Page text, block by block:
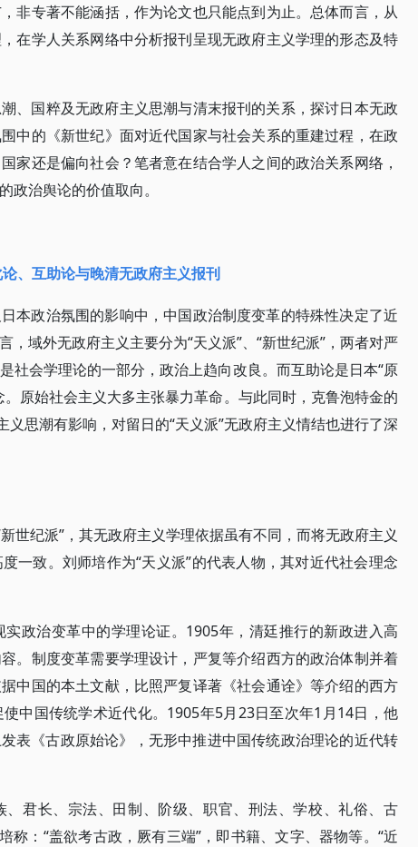
非专著不能涵括，作为论文也只能点到为止。总体而言，从
在学人关系网络中分析报刊呈现无政府主义学理的形态及特
、国粹及无政府主义思潮与清末报刊的关系，探讨日本无政
中的《新世纪》面对近代国家与社会关系的重建过程，在政
家还是偏向社会？笔者意在结合学人之间的政治关系网络，
政治舆论的价值取向。
、互助论与晚清无政府主义报刊
本政治氛围的影响中，中国政治制度变革的特殊性决定了近
域外无政府主义主要分为“天义派”、“新世纪派”，两者对严
社会学理论的一部分，政治上趋向改良。而互助论是日本“原
原始社会主义大多主张暴力革命。与此同时，克鲁泡特金的
义思潮有影响，对留日的“天义派”无政府主义情结也进行了深
世纪派”，其无政府主义学理依据虽有不同，而将无政府主义
一致。刘师培作为“天义派”的代表人物，其对近代社会理念
政治变革中的学理论证。1905年，清廷推行的新政进入高
。制度变革需要学理设计，严复等介绍西方的政治体制并着
中国的本土文献，比照严复译著《社会通诠》等介绍的西方
中国传统学术近代化。1905年5月23日至次年1月14日，他
表《古政原始论》，无形中推进中国传统政治理论的近代转
君长、宗法、田制、阶级、职官、刑法、学校、礼俗、古
称：“盖欲考古政，厥有三端”，即书籍、文字、器物等。“近